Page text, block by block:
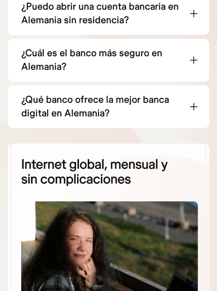
¿Puedo abrir una cuenta bancaria en
Alemania sin residencia?
¿Cuál es el banco más seguro en
Alemania?
¿Qué banco ofrece la mejor banca
digital en Alemania?